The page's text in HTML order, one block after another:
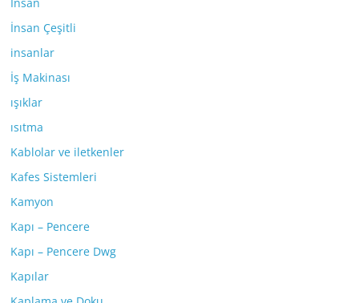
İnsan Çeşitli
insanlar
İş Makinası
ışıklar
ısıtma
Kablolar ve iletkenler
Kafes Sistemleri
Kamyon
Kapı – Pencere
Kapı – Pencere Dwg
Kapılar